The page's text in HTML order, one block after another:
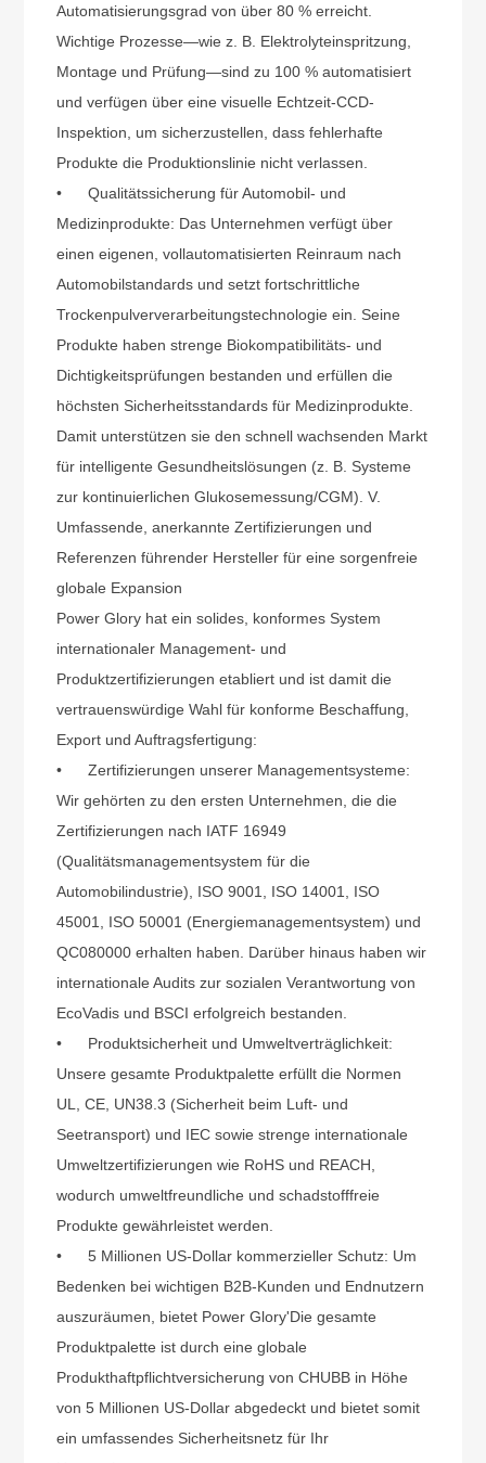
Automatisierungsgrad von über 80 % erreicht.
Wichtige Prozesse—wie z. B. Elektrolyteinspritzung,
Montage und Prüfung—sind zu 100 % automatisiert
und verfügen über eine visuelle Echtzeit-CCD-
Inspektion, um sicherzustellen, dass fehlerhafte
Produkte die Produktionslinie nicht verlassen.
• Qualitätssicherung für Automobil- und
Medizinprodukte: Das Unternehmen verfügt über
einen eigenen, vollautomatisierten Reinraum nach
Automobilstandards und setzt fortschrittliche
Trockenpulververarbeitungstechnologie ein. Seine
Produkte haben strenge Biokompatibilitäts- und
Dichtigkeitsprüfungen bestanden und erfüllen die
höchsten Sicherheitsstandards für Medizinprodukte.
Damit unterstützen sie den schnell wachsenden Markt
für intelligente Gesundheitslösungen (z. B. Systeme
zur kontinuierlichen Glukosemessung/CGM). V.
Umfassende, anerkannte Zertifizierungen und
Referenzen führender Hersteller für eine sorgenfreie
globale Expansion
Power Glory hat ein solides, konformes System
internationaler Management- und
Produktzertifizierungen etabliert und ist damit die
vertrauenswürdige Wahl für konforme Beschaffung,
Export und Auftragsfertigung:
• Zertifizierungen unserer Managementsysteme:
Wir gehörten zu den ersten Unternehmen, die die
Zertifizierungen nach IATF 16949
(Qualitätsmanagementsystem für die
Automobilindustrie), ISO 9001, ISO 14001, ISO
45001, ISO 50001 (Energiemanagementsystem) und
QC080000 erhalten haben. Darüber hinaus haben wir
internationale Audits zur sozialen Verantwortung von
EcoVadis und BSCI erfolgreich bestanden.
• Produktsicherheit und Umweltverträglichkeit:
Unsere gesamte Produktpalette erfüllt die Normen
UL, CE, UN38.3 (Sicherheit beim Luft- und
Seetransport) und IEC sowie strenge internationale
Umweltzertifizierungen wie RoHS und REACH,
wodurch umweltfreundliche und schadstofffreie
Produkte gewährleistet werden.
• 5 Millionen US-Dollar kommerzieller Schutz: Um
Bedenken bei wichtigen B2B-Kunden und Endnutzern
auszuräumen, bietet Power Glory'Die gesamte
Produktpalette ist durch eine globale
Produkthaftpflichtversicherung von CHUBB in Höhe
von 5 Millionen US-Dollar abgedeckt und bietet somit
ein umfassendes Sicherheitsnetz für Ihr